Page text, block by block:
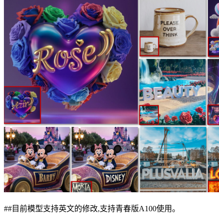
##目前模型支持英文的修改,支持青春版A100使用。